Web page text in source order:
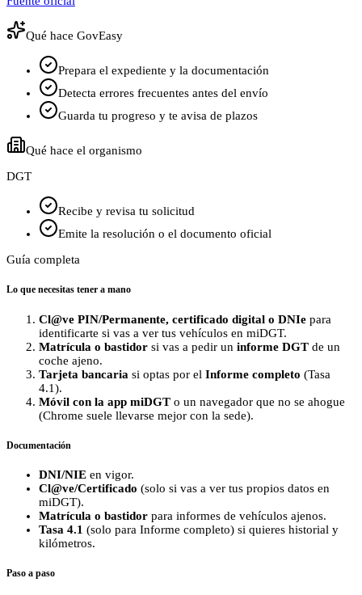
Qué hace GovEasy
Prepara el expediente y la documentación
Detecta errores frecuentes antes del envío
Guarda tu progreso y te avisa de plazos
Qué hace el organismo
DGT
Recibe y revisa tu solicitud
Emite la resolución o el documento oficial
Guía completa
Lo que necesitas tener a mano
Cl@ve PIN/Permanente, certificado digital o DNIe para
identificarte si vas a ver tus vehículos en miDGT.
Matrícula o bastidor si vas a pedir un informe DGT de un
coche ajeno.
Tarjeta bancaria si optas por el Informe completo (Tasa
4.1).
Móvil con la app miDGT o un navegador que no se ahogue
(Chrome suele llevarse mejor con la sede).
Documentación
DNI/NIE en vigor.
Cl@ve/Certificado (solo si vas a ver tus propios datos en
miDGT).
Matrícula o bastidor para informes de vehículos ajenos.
Tasa 4.1 (solo para Informe completo) si quieres historial y
kilómetros.
Paso a paso